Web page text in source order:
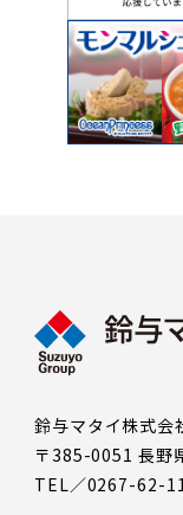
鈴与マタイ株式会
〒385-0051 長野
TEL／0267-62-